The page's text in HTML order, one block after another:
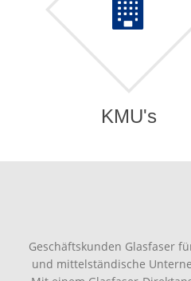
KMU's
Geschäftskunden Glasfaser
und mittelständische